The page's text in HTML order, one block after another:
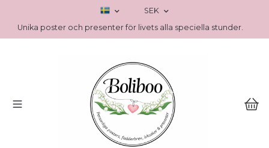
SEK
Unika poster och presenter för livets alla speciella stunder.